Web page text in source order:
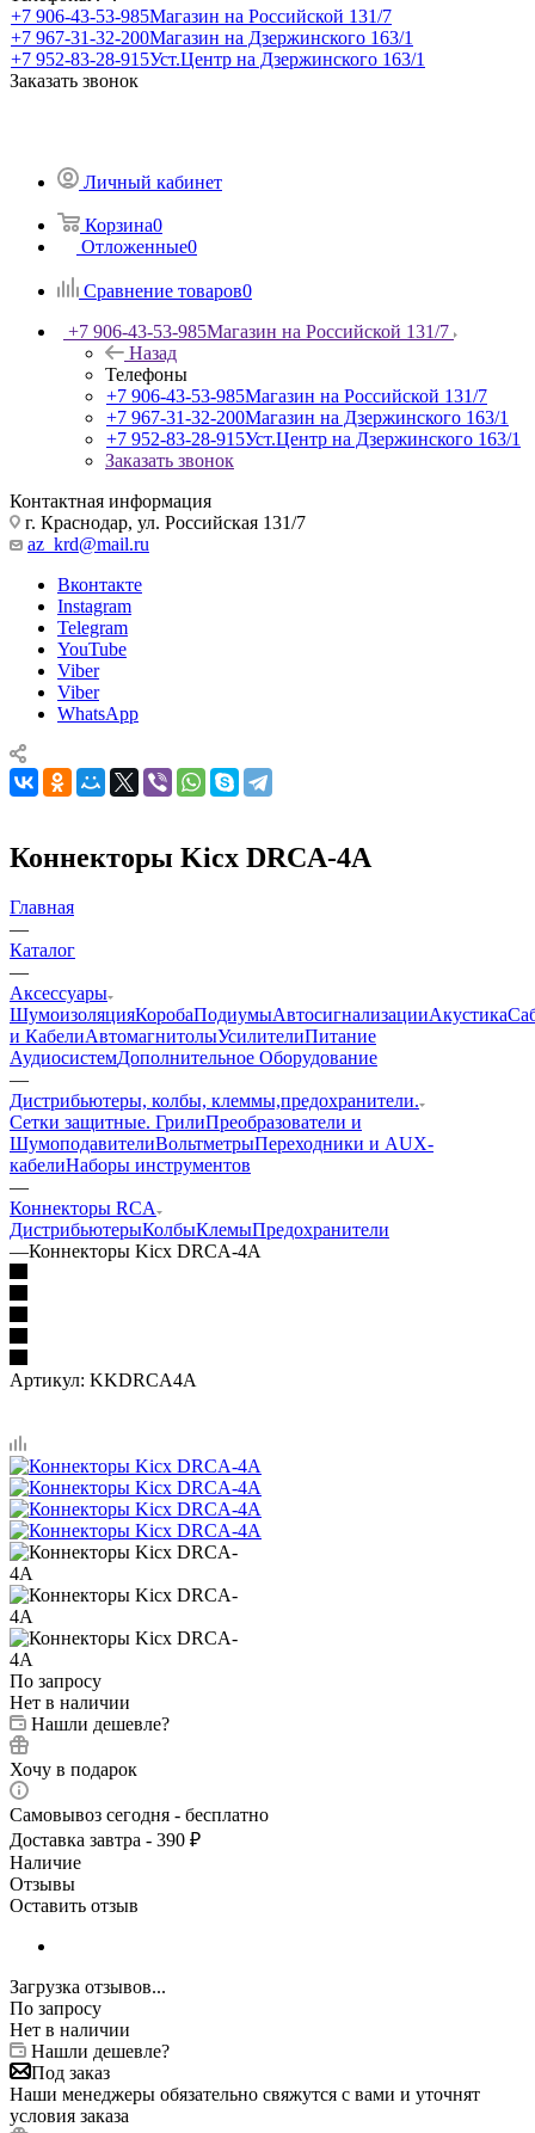
+7 906-43-53-985Магазин на Российской 131/7
+7 967-31-32-200Магазин на Дзержинского 163/1
+7 952-83-28-915Уст.Центр на Дзержинского 163/1
Заказать звонок
Личный кабинет
Корзина0
Отложенные0
Сравнение товаров0
+7 906-43-53-985Магазин на Российской 131/7
Назад
Телефоны
+7 906-43-53-985Магазин на Российской 131/7
+7 967-31-32-200Магазин на Дзержинского 163/1
+7 952-83-28-915Уст.Центр на Дзержинского 163/1
Заказать звонок
Контактная информация
г. Краснодар, ул. Российская 131/7
az_krd@mail.ru
Вконтакте
Instagram
Telegram
YouTube
Viber
Viber
WhatsApp
Коннекторы Kicx DRCA-4A
Главная
—
Каталог
—
Аксессуары
ШумоизоляцияКоробаПодиумыАвтосигнализацииАкустика
и КабелиАвтомагнитолыУсилителиПитание
АудиосистемДополнительное Оборудование
—
Дистрибьютеры, колбы, клеммы,предохранители.
Сетки защитные. ГрилиПреобразователи и
ШумоподавителиВольтметрыПереходники и AUX-
кабелиНаборы инструментов
—
Коннекторы RCA
ДистрибьютерыКолбыКлемыПредохранители
—Коннекторы Kicx DRCA-4A
Артикул: KKDRCA4A
По запросу
Нет в наличии
Нашли дешевле?
Хочу в подарок
Самовывоз сегодня - бесплатно
Доставка завтра - 390 ₽
Наличие
Отзывы
Оставить отзыв
Загрузка отзывов...
По запросу
Нет в наличии
Нашли дешевле?
Под заказ
Наши менеджеры обязательно свяжутся с вами и уточнят
условия заказа